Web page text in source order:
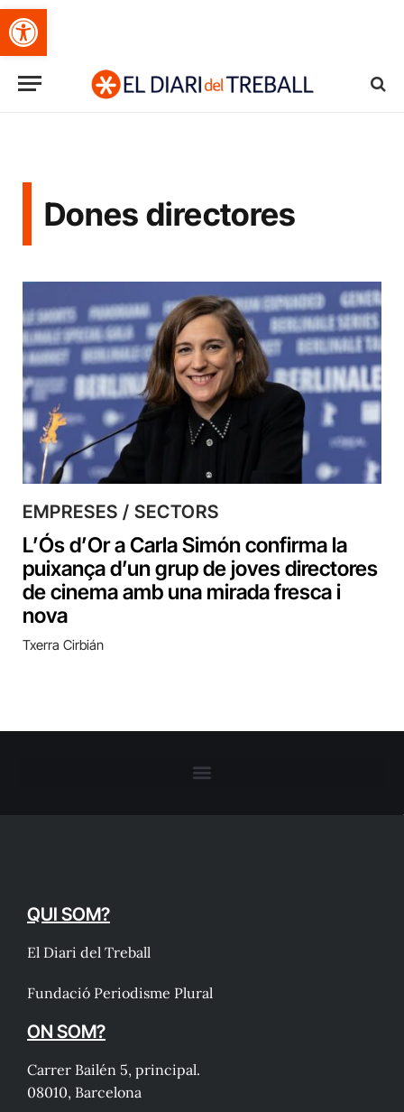
Obre la barra d'eines
Dones directores
EMPRESES / SECTORS
L’Ós d’Or a Carla Simón confirma la
puixança d’un grup de joves directores
de cinema amb una mirada fresca i
nova
Txerra Cirbián
QUI SOM?
El Diari del Treball
Fundació Periodisme Plural
ON SOM?
Carrer Bailén 5, principal.
08010, Barcelona